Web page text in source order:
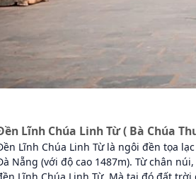
Lĩnh Chúa Linh Từ ( Bà Chúa
Lĩnh Chúa Linh Từ là ngôi đền tọa
Nẵng (với độ cao 1487m). Từ chân